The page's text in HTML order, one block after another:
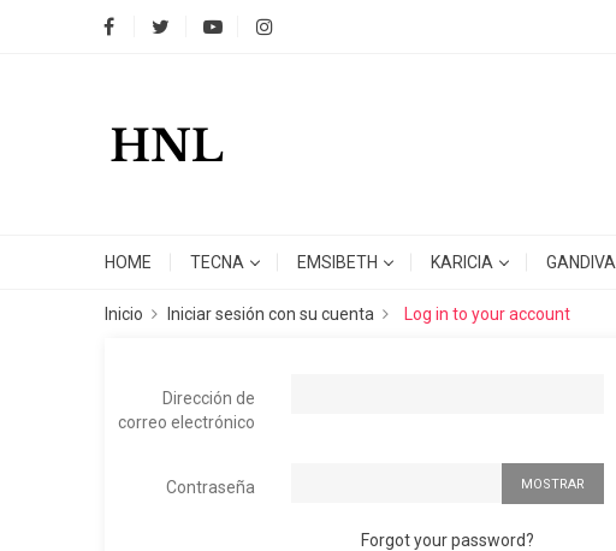
HOME TECNA EMSIBETH KARICIA GANDIVA
Inicio Iniciar sesión con su cuenta Log in to your account
Dirección de
correo electrónico
Contraseña MOSTRAR
Forgot your password?